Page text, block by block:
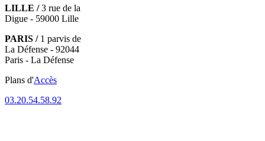
LILLE /3 rue de la
Digue - 59000 Lille
PARIS /1 parvis de
La Défense - 92044
Paris - La Défense
Plans d'Accès
03.20.54.58.92